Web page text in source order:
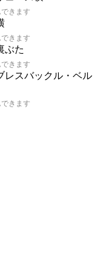
きます
きます
きます
きます